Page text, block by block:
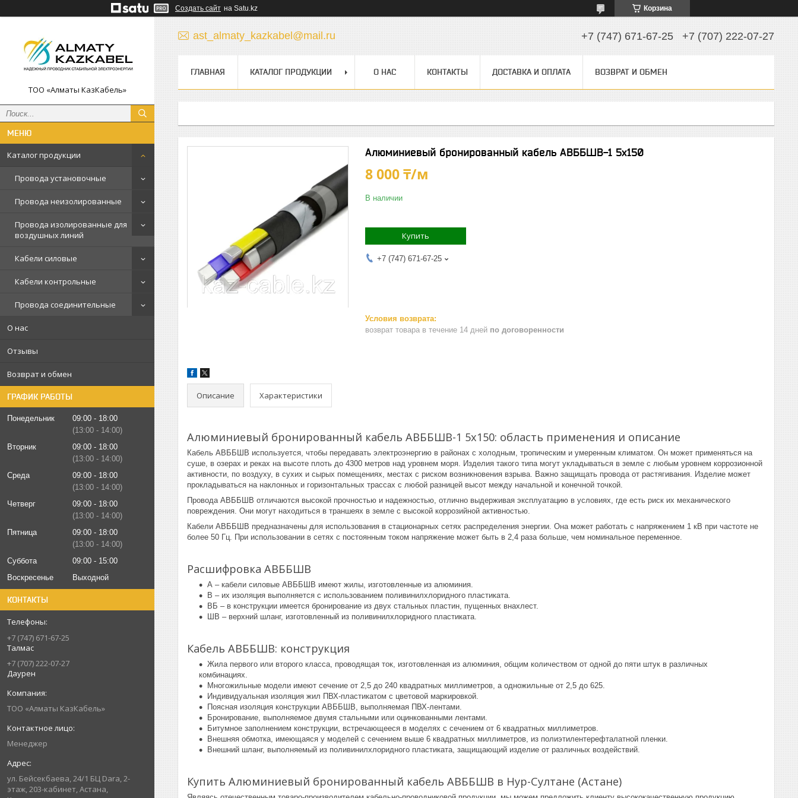
Создать сайт на Satu.kz Корзина
ТОО «Алматы КазКабель»
Каталог продукции
Провода установочные
Провода неизолированные
Провода изолированные для
воздушных линий
Кабели силовые
Кабели контрольные
Провода соединительные
О нас
Отзывы
Возврат и обмен
ГРАФИК РАБОТЫ
Понедельник 09:00
18:00
13:00
14:00
Вторник
09:00
18:00
13:00
14:00
Среда
09:00
18:00
13:00
14:00
Четверг
09:00
18:00
13:00
14:00
Пятница
09:00
18:00
13:00
14:00
Суббота
09:00
15:00
Воскресенье
Выходной
КОНТАКТЫ
+7 (747) 671-67-25
Талмас
+7 (707) 222-07-27
Даурен
ТОО «Алматы КазКабель»
Менеджер
ул. Бейсекбаева, 24/1 БЦ Dara, 2-
этаж, 203-кабинет, Астана,
ast_almaty_kazkabel@mail.ru +7 (747) 671-67-25 +7 (707) 222-07-27
ГЛАВНАЯ КАТАЛОГ ПРОДУКЦИИ О НАС КОНТАКТЫ ДОСТАВКА И ОПЛАТА ВОЗВРАТ И ОБМЕН
Алюминиевый бронированный кабель АВББШВ-1 5х150
8 000 ₸/м
В наличии
Купить
+7 (747) 671-67-25
возврат товара в течение 14 дней по договоренности
Описание Характеристики
Алюминиевый бронированный кабель АВББШВ-1 5х150: область применения и описание
Кабель АВББШВ используется, чтобы передавать электроэнергию в районах с холодным, тропическим и умеренным климатом. Он может применяться на
суше, в озерах и реках на высоте плоть до 4300 метров над уровнем моря. Изделия такого типа могут укладываться в земле с любым уровнем коррозионной
активности, по воздуху, в сухих и сырых помещениях, местах с риском возникновения взрыва. Важно защищать провода от растягивания. Изделие может
прокладываться на наклонных и горизонтальных трассах с любой разницей высот между начальной и конечной точкой.
Провода АВББШВ отличаются высокой прочностью и надежностью, отлично выдерживая эксплуатацию в условиях, где есть риск их механического
повреждения. Они могут находиться в траншеях в земле с высокой коррозийной активностью.
Кабели АВББШВ предназначены для использования в стационарных сетях распределения энергии. Она может работать с напряжением 1 кВ при частоте не
более 50 Гц. При использовании в сетях с постоянным током напряжение может быть в 2,4 раза больше, чем номинальное переменное.
Расшифровка АВББШВ
А – кабели силовые АВББШВ имеют жилы, изготовленные из алюминия.
В – их изоляция выполняется с использованием поливинилхлоридного пластиката.
ВБ – в конструкции имеется бронирование из двух стальных пластин, пущенных внахлест.
ШВ – верхний шланг, изготовленный из поливинилхлоридного пластиката.
Кабель АВББШВ: конструкция
Жила первого или второго класса, проводящая ток, изготовленная из алюминия, общим количеством от одной до пяти штук в различных
комбинациях.
Многожильные модели имеют сечение от 2,5 до 240 квадратных миллиметров, а одножильные от 2,5 до 625.
Индивидуальная изоляция жил ПВХ-пластикатом с цветовой маркировкой.
Поясная изоляция конструкции АВББШВ, выполняемая ПВХ-лентами.
Бронирование, выполняемое двумя стальными или оцинкованными лентами.
Битумное заполнением конструкции, встречающееся в моделях с сечением от 6 квадратных миллиметров.
Внешняя обмотка, имеющаяся у моделей с сечением выше 6 квадратных миллиметров, из полиэтилентерефталатной пленки.
Внешний шланг, выполняемый из поливинилхлоридного пластиката, защищающий изделие от различных воздействий.
Купить Алюминиевый бронированный кабель АВББШВ в Нур-Султане (Астане)